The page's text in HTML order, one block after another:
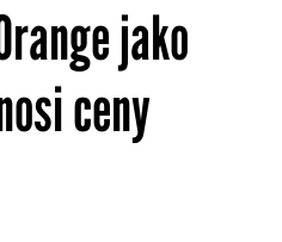
jako
ceny